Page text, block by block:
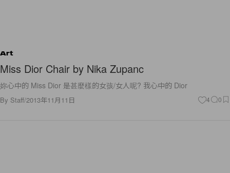
Art
Miss Dior Chair by Nika Zupanc
妳心中的 Miss Dior 是甚麼樣的女孩/女人呢? 我心中的 Dior
By Staff/2013年11月11日 4 0